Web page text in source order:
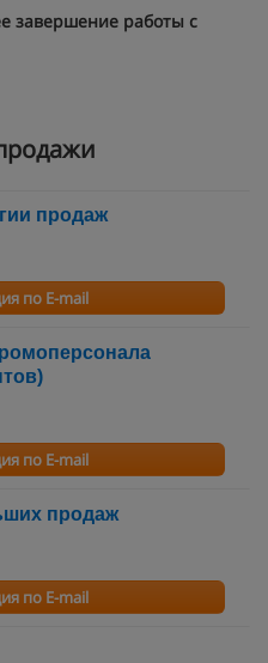
завершение работы с
продаж
по E-mail
по E-mail
продаж
по E-mail